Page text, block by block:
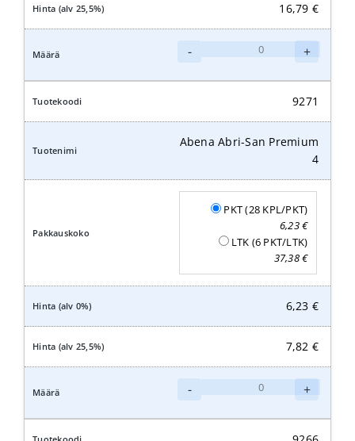
16,79 €
-
San
5
määrä
+
9271
Abena Abri-San Premium
4
PKT (28 KPL/PKT)
6,23€
LTK (6 PKT/LTK)
37,38€
6,23 €
7,82 €
-
San
+